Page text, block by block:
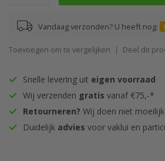
Vandaag verzonden? U heeft nog:
Toevoegen om te vergelijken Deel dit
Snelle levering uit eigen voorraad
Wij verzenden gratis vanaf €75,-*
Retourneren? Wij doen niet moeilijk
Duidelijk advies voor vaklui en